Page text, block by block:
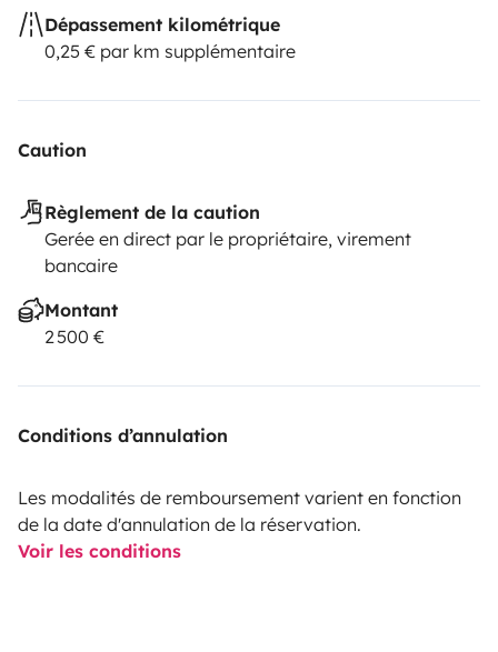
Dépassement kilométrique
0,25 € par km supplémentaire
Caution
Règlement de la caution
Gerée en direct par le propriétaire, virement
bancaire
Montant
2 500 €
Conditions d’annulation
Les modalités de remboursement varient en fonction
de la date d'annulation de la réservation.
Voir les conditions